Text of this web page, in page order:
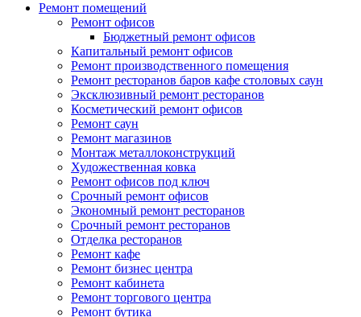
Ремонт помещений
Ремонт офисов
Бюджетный ремонт офисов
Капитальный ремонт офисов
Ремонт производственного помещения
Ремонт ресторанов баров кафе столовых саун
Эксклюзивный ремонт ресторанов
Косметический ремонт офисов
Ремонт саун
Ремонт магазинов
Монтаж металлоконструкций
Художественная ковка
Ремонт офисов под ключ
Срочный ремонт офисов
Экономный ремонт ресторанов
Срочный ремонт ресторанов
Отделка ресторанов
Ремонт кафе
Ремонт бизнес центра
Ремонт кабинета
Ремонт торгового центра
Ремонт бутика